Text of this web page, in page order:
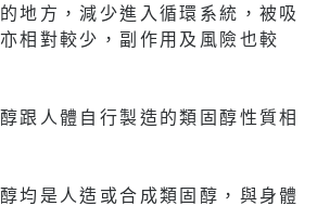
地方，減少進入循環系統，被吸
相對較少，副作用及風險也較
跟人體自行製造的類固醇性質相
均是人造或合成類固醇，與身體